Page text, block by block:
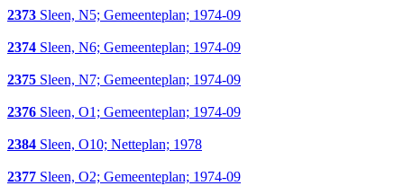
2373 Sleen, N5; Gemeenteplan; 1974-09
2374 Sleen, N6; Gemeenteplan; 1974-09
2375 Sleen, N7; Gemeenteplan; 1974-09
2376 Sleen, O1; Gemeenteplan; 1974-09
2384 Sleen, O10; Netteplan; 1978
2377 Sleen, O2; Gemeenteplan; 1974-09